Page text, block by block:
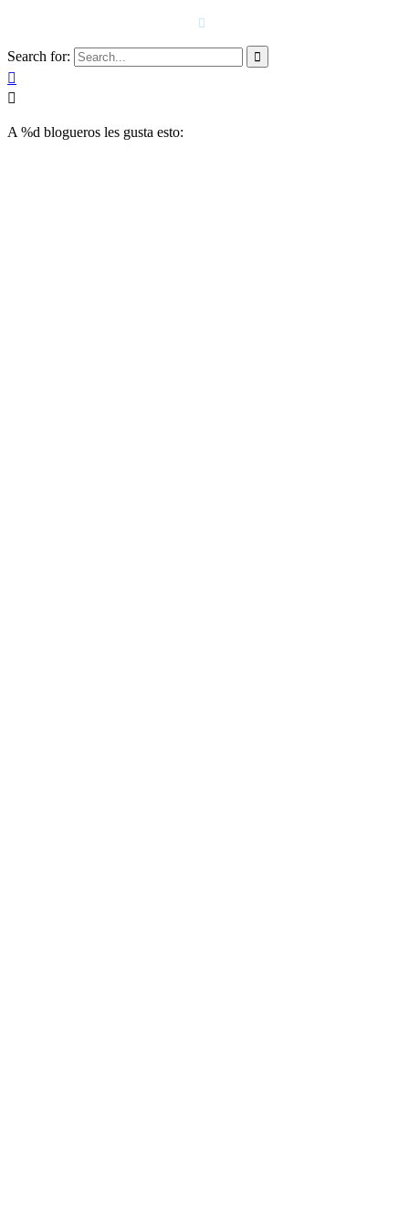

Search for: 


A %d blogueros les gusta esto: